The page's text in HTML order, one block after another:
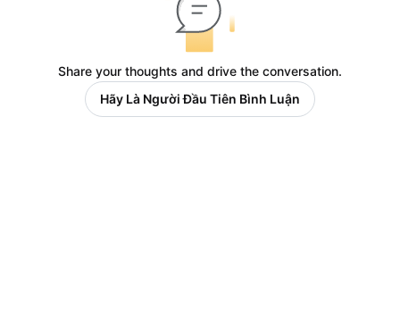
Share your thoughts and drive the conversation.
Hãy Là Người Đầu Tiên Bình Luận